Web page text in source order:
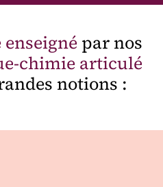
par nos
chimie articulé
notions :